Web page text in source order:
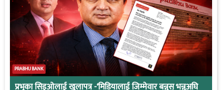
PRABHU BANK
प्रभुका सिइओलाई खुलापत्र -‘मिडियालाई जिम्मेवार बन्नुस् भन्नुअघि